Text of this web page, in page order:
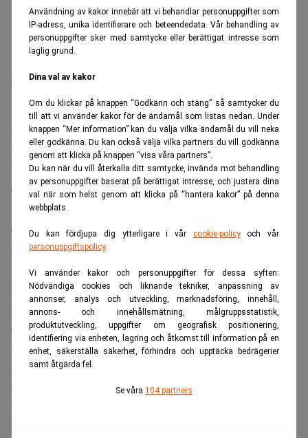
Användning av kakor innebär att vi behandlar personuppgifter som
IP-adress, unika identifierare och beteendedata. Vår behandling av
personuppgifter sker med samtycke eller berättigat intresse som
laglig grund.
Dina val av kakor
Om du klickar på knappen “Godkänn och stäng” så samtycker du
till att vi använder kakor för de ändamål som listas nedan. Under
knappen “Mer information” kan du välja vilka ändamål du vill neka
eller godkänna. Du kan också välja vilka partners du vill godkänna
genom att klicka på knappen “visa våra partners”.
Du kan när du vill återkalla ditt samtycke, invända mot behandling
av personuppgifter baserat på berättigat intresse, och justera dina
val när som helst genom att klicka på “hantera kakor” på denna
webbplats.
Du kan fördjupa dig ytterligare i vår cookie-policyoch vår
personuppgiftspolicy.
Vi använder kakor och personuppgifter för dessa syften:
Nödvändiga cookies och liknande tekniker, anpassning av
annonser, analys och utveckling, marknadsföring, innehåll,
annons- och innehållsmätning, målgruppsstatistik,
produktutveckling, uppgifter om geografisk positionering,
identifiering via enheten, lagring och åtkomst till information på en
enhet, säkerställa säkerhet, förhindra och upptäcka bedrägerier
samt åtgärda fel.
Se våra 104 partners
med den internationella båtmässan i Palm Beach, Florida.
Kapitaltillskottet kommer också användas till en fortsatt
USA-satsning med fokus på att bygga upp en lokal
försäljningsorganisation. Planen är att redan under 2022
börja bygga båtari USA.
För att möta den ökande efterfrågan på elbåtar såväl i USA
som i övriga världen kommer X Shore att etablera en ny
fabrik i Sverige. Utöver den fortsatta industrialiseringen
kommer bolaget fortsätta att satsa på teknikutveckling och
design. Bland de saker som bolaget håller på att utveckla
finns auto-docking, som skulle förenkla båtlivet för många
eftersom tilläggningar ofta anses vara ett av de svåraste
momenten i båtlivet.
Innan kapitalrundan värderades X Shore till drygt 800
miljoner kronor. Den största investeraren i den
genomförda kapitalrundan, som genomfördes på bara nio
dagar, är Team Europe, ett europiskt investmentbolag som
fokuserar på e-mobilitet och grön energi. Team Europe
grundades av entreprenören Lukasz Gadowski som bland
annat ligger bakom Delivery Hero, som i Sverige driver
Foodora.
MISSA INTE! I morgon bitti, fredag, är X Shores vd